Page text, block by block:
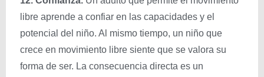
libre aprende a confiar en las capacidades y el
potencial del niño. Al mismo tiempo, un niño que
crece en movimiento libre siente que se valora su
forma de ser. La consecuencia directa es un